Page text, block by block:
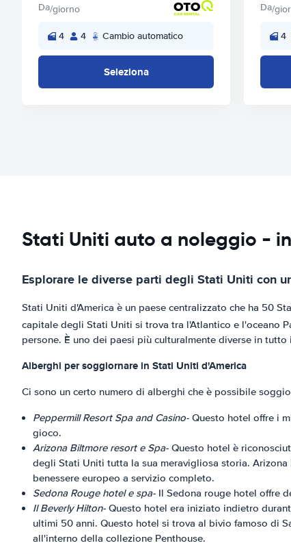
Da/giorno
4 4 Cambio automatico
Seleziona
Da/
4
Stati Uniti auto a noleggio -
Esplorare le diverse parti degli Stati Uniti con
Stati Uniti d'America è un paese centralizzato che ha 50
capitale degli Stati Uniti si trova tra l'Atlantico e l'oceano
persone. È uno dei paesi più culturalmente diverse in tutto
Alberghi per soggiornare in Stati Uniti d'America
Ci sono un certo numero di alberghi che è possibile
Peppermill Resort Spa and Casino- Questo hotel offre i
gioco.
Arizona Biltmore resort e Spa- Questo hotel è
degli Stati Uniti tutta la sua meravigliosa storia.
benessere europeo a servizio completo.
Sedona Rouge hotel e spa- Il Sedona rouge hotel offre
Il Beverly Hilton- Questo hotel era iniziato indietro
ultimi 50 anni. Questo hotel si trova al bivio famoso di
all'interno della collezione Penthouse.